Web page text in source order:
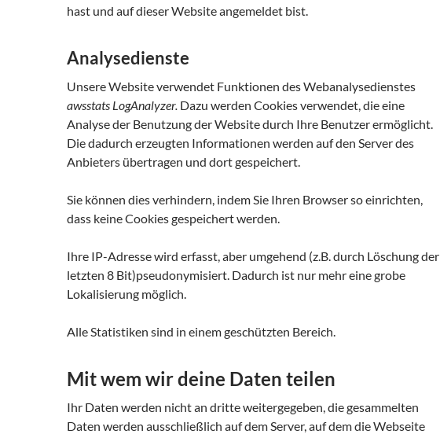
hast und auf dieser Website angemeldet bist.
Analysedienste
Unsere Website verwendet Funktionen des Webanalysedienstes
awsstats LogAnalyzer. Dazu werden Cookies verwendet, die eine
Analyse der Benutzung der Website durch Ihre Benutzer ermöglicht.
Die dadurch erzeugten Informationen werden auf den Server des
Anbieters übertragen und dort gespeichert.
Sie können dies verhindern, indem Sie Ihren Browser so einrichten,
dass keine Cookies gespeichert werden.
Ihre IP-Adresse wird erfasst, aber umgehend (z.B. durch Löschung der
letzten 8 Bit)pseudonymisiert. Dadurch ist nur mehr eine grobe
Lokalisierung möglich.
Alle Statistiken sind in einem geschützten Bereich.
Mit wem wir deine Daten teilen
Ihr Daten werden nicht an dritte weitergegeben, die gesammelten
Daten werden ausschließlich auf dem Server, auf dem die Webseite